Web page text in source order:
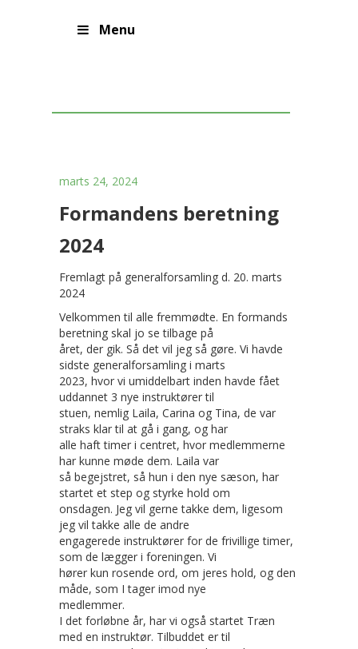
Menu
marts 24, 2024
Formandens beretning
2024
Fremlagt på generalforsamling d. 20. marts
2024
Velkommen til alle fremmødte. En formands
beretning skal jo se tilbage på
året, der gik. Så det vil jeg så gøre. Vi havde
sidste generalforsamling i marts
2023, hvor vi umiddelbart inden havde fået
uddannet 3 nye instruktører til
stuen, nemlig Laila, Carina og Tina, de var
straks klar til at gå i gang, og har
alle haft timer i centret, hvor medlemmerne
har kunne møde dem. Laila var
så begejstret, så hun i den nye sæson, har
startet et step og styrke hold om
onsdagen. Jeg vil gerne takke dem, ligesom
jeg vil takke alle de andre
engagerede instruktører for de frivillige timer,
som de lægger i foreningen. Vi
hører kun rosende ord, om jeres hold, og den
måde, som I tager imod nye
medlemmer.
I det forløbne år, har vi også startet Træn
med en instruktør. Tilbuddet er til